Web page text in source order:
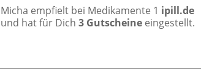
Micha empfielt bei Medikamente 1 ipill.de
und hat für Dich 3 Gutscheineeingestellt.